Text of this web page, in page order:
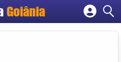
Goiânia
empresa